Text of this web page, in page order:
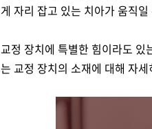
게 자리 잡고 있는 치아가 움직
교정 장치에 특별한 힘이라도 있
는 교정 장치의 소재에 대해 자